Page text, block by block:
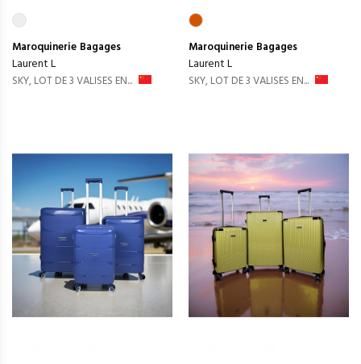
Maroquinerie Bagages
Laurent L
SKY, LOT DE 3 VALISES EN...
Maroquinerie Bagages
Laurent L
SKY, LOT DE 3 VALISES EN...